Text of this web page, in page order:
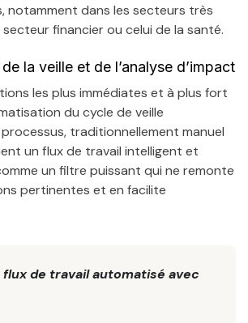
notamment dans les secteurs très
financier ou celui de la santé.
la veille et de l’analyse d’impact
les plus immédiates et à plus fort
du cycle de veille
traditionnellement manuel
un flux de travail intelligent et
un filtre puissant qui ne remonte
pertinentes et en facilite
flux de travail automatisé avec